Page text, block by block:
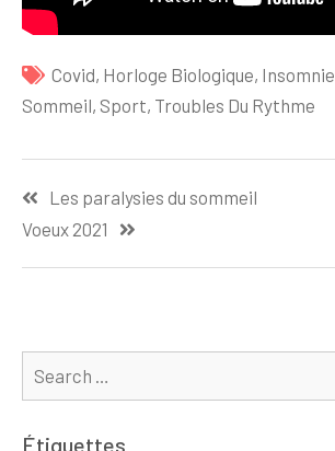
Covid, Horloge Biologique, Insomnie
Sommeil, Sport, Troubles Du Rythme
Les paralysies du sommeil
Voeux 2021
Search
for:
Étiquettes